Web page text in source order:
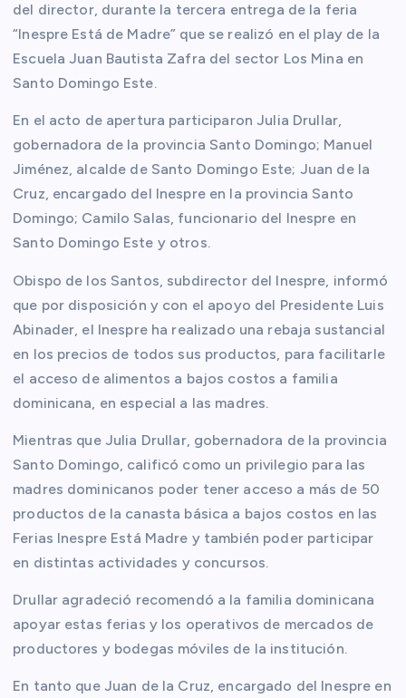
del director, durante la tercera entrega de la feria
“Inespre Está de Madre” que se realizó en el play de la
Escuela Juan Bautista Zafra del sector Los Mina en
Santo Domingo Este.
En el acto de apertura participaron Julia Drullar,
gobernadora de la provincia Santo Domingo; Manuel
Jiménez, alcalde de Santo Domingo Este; Juan de la
Cruz, encargado del Inespre en la provincia Santo
Domingo; Camilo Salas, funcionario del Inespre en
Santo Domingo Este y otros.
Obispo de los Santos, subdirector del Inespre, informó
que por disposición y con el apoyo del Presidente Luis
Abinader, el Inespre ha realizado una rebaja sustancial
en los precios de todos sus productos, para facilitarle
el acceso de alimentos a bajos costos a familia
dominicana, en especial a las madres.
Mientras que Julia Drullar, gobernadora de la provincia
Santo Domingo, calificó como un privilegio para las
madres dominicanos poder tener acceso a más de 50
productos de la canasta básica a bajos costos en las
Ferias Inespre Está Madre y también poder participar
en distintas actividades y concursos.
Drullar agradeció recomendó a la familia dominicana
apoyar estas ferias y los operativos de mercados de
productores y bodegas móviles de la institución.
En tanto que Juan de la Cruz, encargado del Inespre en